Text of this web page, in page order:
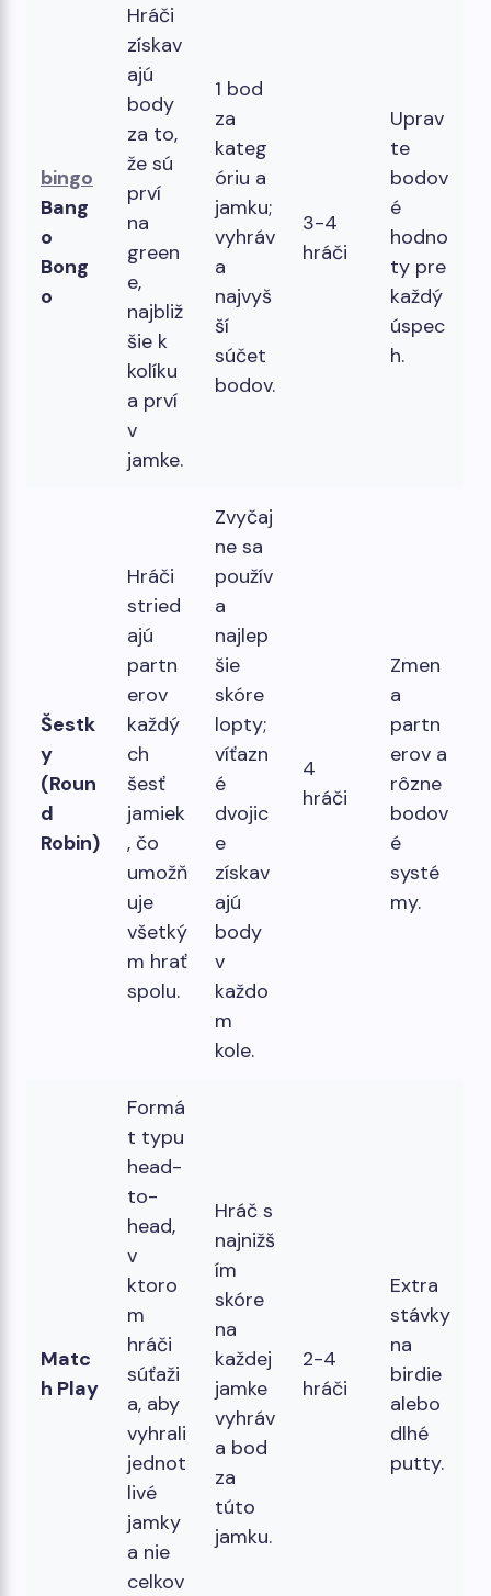
bingo
Bang
o
Bong
o
Hráči
získav
ajú
body
za to,
že sú
prví
na
green
e,
najbliž
šie k
kolíku
a prví
v
jamke.
1 bod
za
kateg
óriu a
jamku;
vyhráv
a
najvyš
ší
súčet
bodov.
3-4
hráči
Uprav
te
bodov
é
hodno
ty pre
každý
úspec
h.
Šestk
y
(Roun
d
Robin)
Hráči
stried
ajú
partn
erov
každý
ch
šesť
jamiek
, čo
umožň
uje
všetký
m hrať
spolu.
Zvyčaj
ne sa
použív
a
najlep
šie
skóre
lopty;
víťazn
é
dvojic
e
získav
ajú
body
v
každo
m
kole.
4
hráči
Zmen
a
partn
erov a
rôzne
bodov
é
systé
my.
Matc
h Play
Formá
t typu
head-
to-
head,
v
ktoro
m
hráči
súťaži
a, aby
vyhrali
jednot
livé
jamky
a nie
celkov
Hráč s
najnižš
ím
skóre
na
každej
jamke
vyhráv
a bod
za
túto
jamku.
2-4
hráči
Extra
stávky
na
birdie
alebo
dlhé
putty.